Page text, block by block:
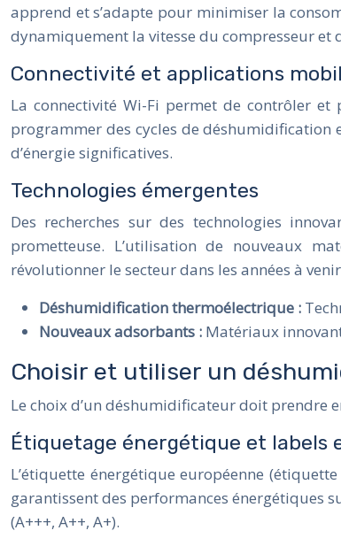
apprend et s’adapte pour minimiser la
dynamiquement la vitesse du compresseur et
Connectivité et applications
La connectivité Wi-Fi permet de contrôler
programmer des cycles de déshumidification
d’énergie significatives.
Technologies émergentes
Des recherches sur des technologies
prometteuse. L’utilisation de nouveaux
révolutionner le secteur dans les années à
Déshumidification thermoélectrique :
Nouveaux adsorbants : Matériaux
Choisir et utiliser un
Le choix d’un déshumidificateur doit prendre
Étiquetage énergétique et
L’étiquette énergétique européenne
garantissent des performances énergétiques
(A+++, A++, A+).